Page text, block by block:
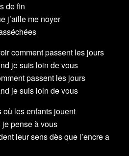
de fin
j’aille me noyer
comment passent les jours
je suis loin de vous
passent les jours
je suis loin de vous
où les enfants jouent
je pense à vous
leur sens dès que l’encre a